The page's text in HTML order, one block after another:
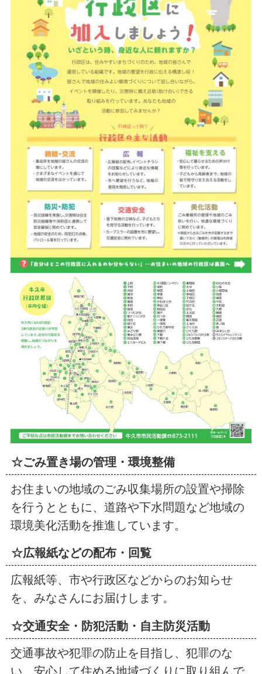
☆ごみ置き場の管理・環境整備
お住まいの地域のごみ収集場所の設置や掃除
を行うとともに、道路や下水問題など地域の
環境美化活動を推進しています。
☆広報紙などの配布・回覧
広報紙等、市や行政区などからのお知らせ
を、みなさんにお届けします。
☆交通安全・防犯活動・自主防災活動
交通事故や犯罪の防止を目指し、犯罪のな
い、安心して住める地域づくりに取り組んで